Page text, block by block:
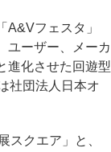
フェスタ」
ユーザー、メーカ
進化させた回遊型
社団法人日本オ
クエア」と、